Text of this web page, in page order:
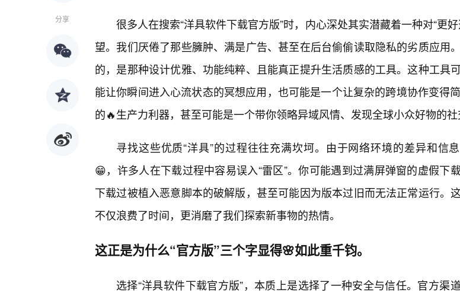
分享
很多人在搜索“洋具软件下载官方版”时，内心深处其实潜藏着一种对“更
望。我们厌倦了那些臃肿、满是广告、甚至在后台偷偷读取隐私的劣质应用
的，是那种设计优雅、功能纯粹、且能真正提升生活质感的工具。这种工具
能让你瞬间进入心流状态的冥想应用，也可能是一个让复杂的跨境协作变得
的🔥生产力利器，甚至可能是一个带你领略异域风情、发现全球小众好物的社
寻找这些优质“洋具”的过程往往充满坎坷。由于网络环境的差异和信
😁，许多人在下载过程中容易误入“雷区”。你可能遇到过满屏弹窗的虚假下
下载过被植入恶意脚本的破解版，甚至可能因为版本过旧而无法正常运行。
不仅浪费了时间，更消磨了我们探索新事物的热情。
这正是为什么“官方版”三个字显得🌸如此重千钧。
选择“洋具软件下载官方版”，本质上是选择了一种安全与信任。官方渠